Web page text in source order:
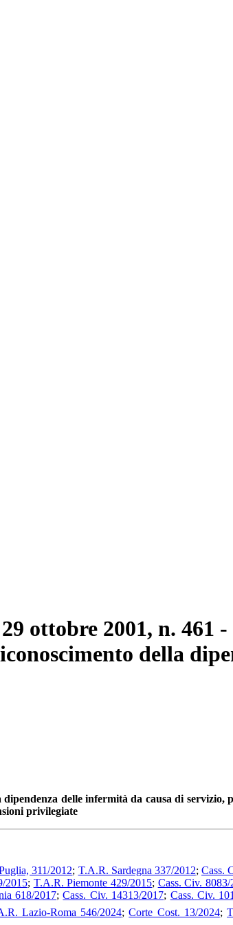
ottobre 2001, n. 461
della
delle infermità da causa di
privilegiate
311/2012; T.A.R. Sardegna 337/2012; Cass.
2015; T.A.R. Piemonte 429/2015; Cass. Civ. 8083/
618/2017;Cass. Civ. 14313/2017; Cass. Civ.
Lazio-Roma 546/2024;Corte Cost. 13/2024;